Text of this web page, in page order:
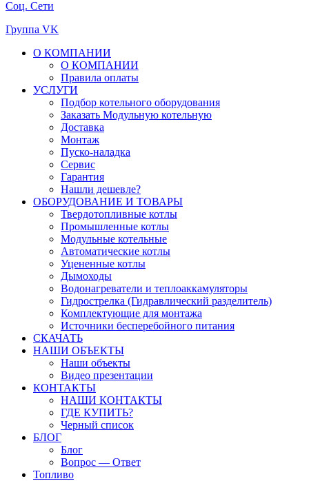
Соц. Сети
Группа VK
О КОМПАНИИ
О КОМПАНИИ
Правила оплаты
УСЛУГИ
Подбор котельного оборудования
Заказать Модульную котельную
Доставка
Монтаж
Пуско-наладка
Сервис
Гарантия
Нашли дешевле?
ОБОРУДОВАНИЕ И ТОВАРЫ
Твердотопливные котлы
Промышленные котлы
Модульные котельные
Автоматические котлы
Уцененные котлы
Дымоходы
Водонагреватели и теплоаккамуляторы
Гидрострелка (Гидравлический разделитель)
Комплектующие для монтажа
Источники бесперебойного питания
СКАЧАТЬ
НАШИ ОБЪЕКТЫ
Наши объекты
Видео презентации
КОНТАКТЫ
НАШИ КОНТАКТЫ
ГДЕ КУПИТЬ?
Черный список
БЛОГ
Блог
Вопрос — Ответ
Топливо